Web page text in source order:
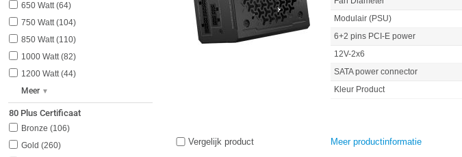
650 Watt 64
750 Watt 104
850 Watt 110
1000 Watt 82
1200 Watt 44
Meer
80 Plus Certificaat
Bronze
106
Gold
260
Modulair (PSU)
6+2 pins PCI-E power
12V-2x6
SATA power connector
Kleur Product
Vergelijk product Meer productinformatie